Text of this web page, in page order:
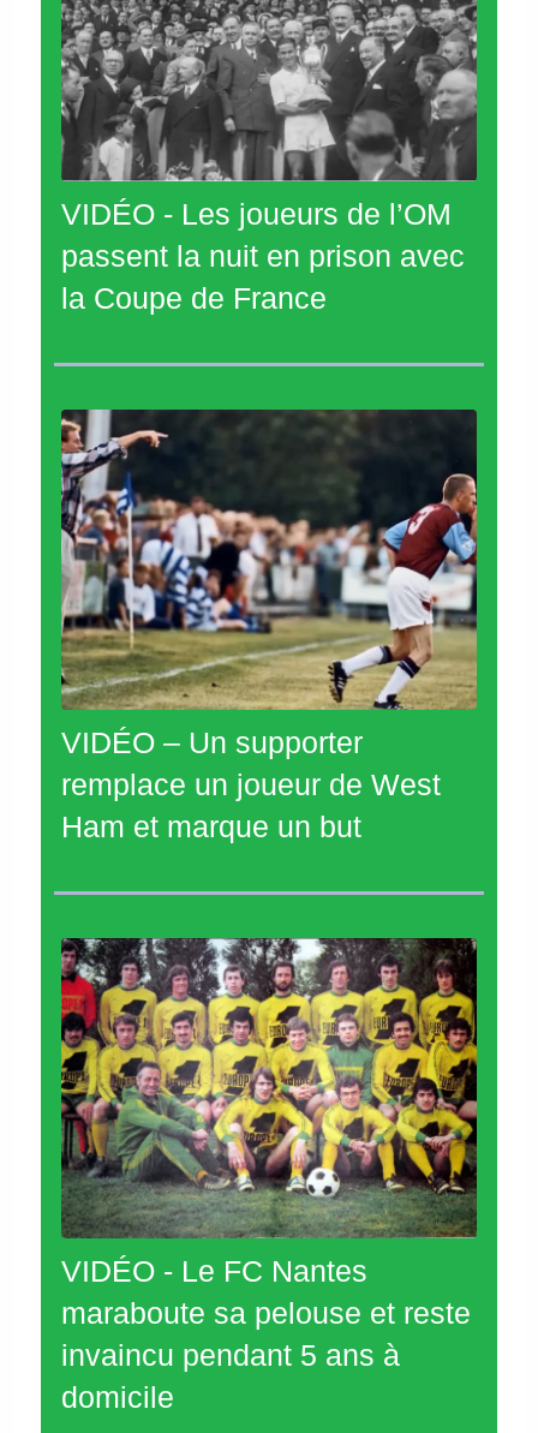
VIDÉO - Les joueurs de l’OM
passent la nuit en prison avec
la Coupe de France
VIDÉO – Un supporter
remplace un joueur de West
Ham et marque un but
VIDÉO - Le FC Nantes
maraboute sa pelouse et reste
invaincu pendant 5 ans à
domicile